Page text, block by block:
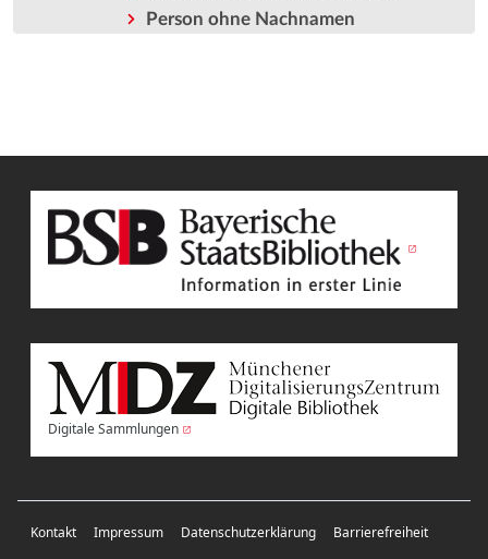
Person ohne Nachnamen
Digitale Sammlungen
Kontakt Impressum Datenschutzerklärung Barrierefreiheit